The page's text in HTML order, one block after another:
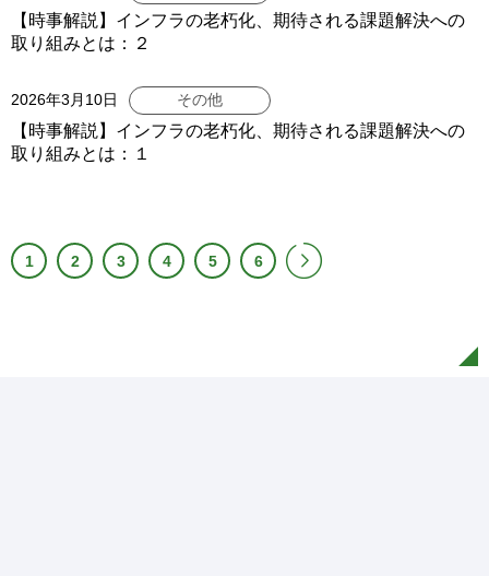
【時事解説】インフラの老朽化、期待される課題解決への
取り組みとは：２
2026年3月10日 その他
【時事解説】インフラの老朽化、期待される課題解決への
取り組みとは：１
1 2 3 4 5 6